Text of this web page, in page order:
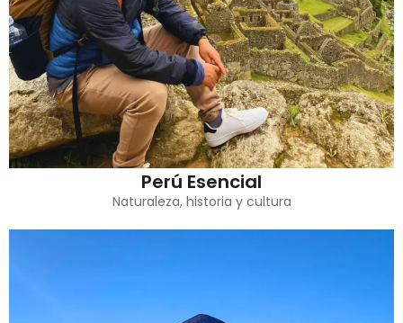
Perú Esencial
Naturaleza, historia y cultura